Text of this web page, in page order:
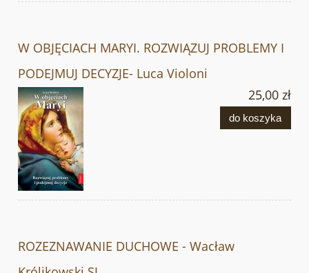
W OBJĘCIACH MARYI. ROZWIĄZUJ PROBLEMY I
PODEJMUJ DECYZJE- Luca Violoni
25,00 zł
do koszyka
ROZEZNAWANIE DUCHOWE - Wacław